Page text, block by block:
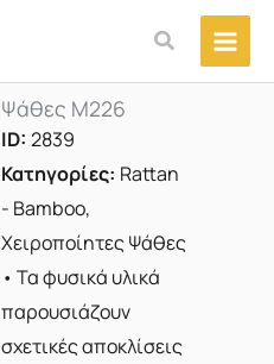
Αναζήτηση
Ψάθες M226
ID: 2839
Κατηγορίες: Rattan
- Bamboo,
Χειροποίητες Ψάθες
• Τα φυσικά υλικά
παρουσιάζουν
σχετικές αποκλίσεις